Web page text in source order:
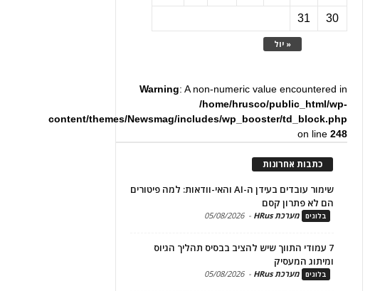
« יול
30
31
Warning: A non-numeric value encountered in
/home/hrusco/public_html/wp-
content/themes/Newsmag/includes/wp_booster/td_block.php
on line248
כתבות אחרונות
שימור עובדים בעידן ה-AI והאי-וודאות: למה פיטורים
הם לא פתרון קסם
בלוגים מערכת HRus -
05/08/2026
7 עמודי התווך שיש להציב בבסיס תהליך הגיוס
ומיתוג המעסיק
בלוגים מערכת HRus -
05/08/2026